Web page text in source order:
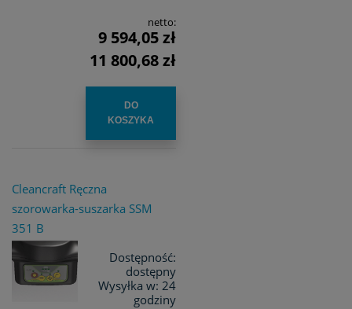
netto:
9 594,05 zł
11 800,68 zł
DO
KOSZYKA
Cleancraft Ręczna
szorowarka-suszarka SSM
351 B
Dostępność:
dostępny
Wysyłka w: 24
godziny